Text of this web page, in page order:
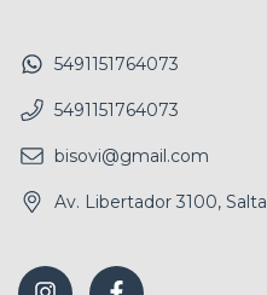
5491151764073
5491151764073
bisovi@gmail.com
Av. Libertador 3100, Salta